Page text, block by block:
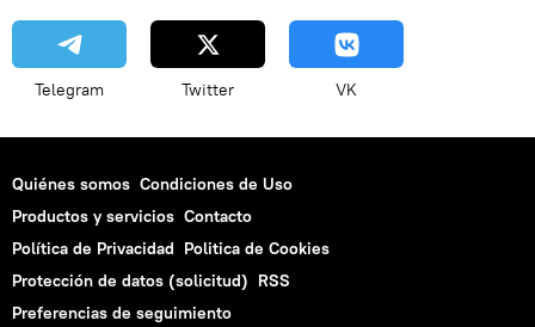
Telegram Twitter VK
Quiénes somos Condiciones de Uso
Productos y servicios Contacto
Política de Privacidad Politica de Cookies
Protección de datos (solicitud) RSS
Preferencias de seguimiento